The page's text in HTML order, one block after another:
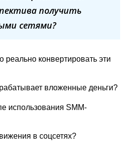
получить
сетями?
реально конвертировать эти
вложенные деньги?
использования SMM-
в соцсетях?